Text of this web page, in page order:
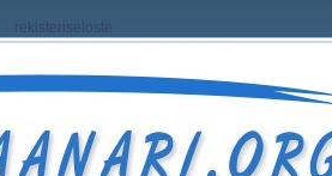
rekisteriseloste